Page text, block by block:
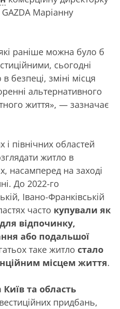
GAZDA Маріанну
раніше можна було б
сьогодні
безпеці, зміні місця
альтернативного
життя», — зазначає
і північних областей
житло в
насамперед на заході
До 2022-го
Івано-Франківській
часто купували як
відпочинку,
або подальшої
таке житло стало
місцем життя.
Київ та область
придбань,